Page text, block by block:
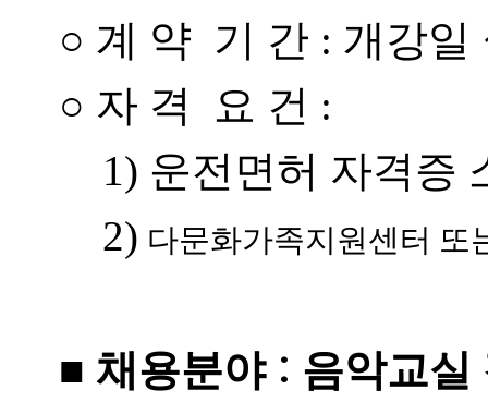
○ 계 약 기 간 : 개강일
○ 자 격 요 건 :
1) 운전면허 자격증
2) 다문화가족지원센터 또
■ 채용분야 : 음악교실